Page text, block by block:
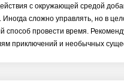
с окружающей средой
Иногда сложно управлять, но в
способ провести время.
приключений и необычных